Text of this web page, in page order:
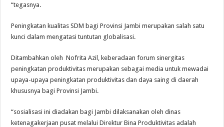
“tegasnya.
Peningkatan kualitas SDM bagi Provinsi Jambi merupakan salah satu
kunci dalam mengatasi tuntutan globalisasi.
Ditambahkan oleh Nofrita Azil, keberadaan forum sinergitas
peningkatan produktivitas merupakan sebagai media untuk mewadai
upaya-upaya peningkatan produktivitas dan daya saing di daerah
khususnya bagi Provinsi Jambi.
“sosialisasi ini diadakan bagi Jambi dilaksanakan oleh dinas
ketenagakerjaan pusat melalui Direktur Bina Produktivitas adalah